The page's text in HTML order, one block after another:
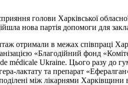
голови Харківської
нова партія допомоги для
отримали в межах співпраці
«Благодійний фонд
médicale Ukraine. Цього разу до
лактату та препарат
між лікарнями Харківщини